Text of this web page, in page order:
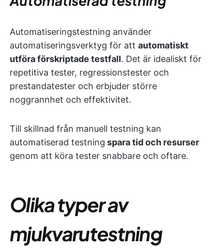
Automatiseringstestning använder
automatiseringsverktyg för att automatiskt
utföra förskriptade testfall. Det är idealiskt för
repetitiva tester, regressionstester och
prestandatester och erbjuder större
noggrannhet och effektivitet.
Till skillnad från manuell testning kan
automatiserad testning spara tid och resurser
genom att köra tester snabbare och oftare.
Olika typer av
mjukvarutestning